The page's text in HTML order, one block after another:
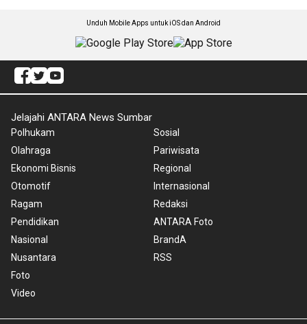
Unduh Mobile Apps untuk iOS dan Android
Jelajahi ANTARA News Sumbar
Polhukam
Olahraga
Ekonomi Bisnis
Otomotif
Ragam
Pendidikan
Nasional
Nusantara
Foto
Video
Sosial
Pariwisata
Regional
Internasional
Redaksi
ANTARA Foto
BrandA
RSS